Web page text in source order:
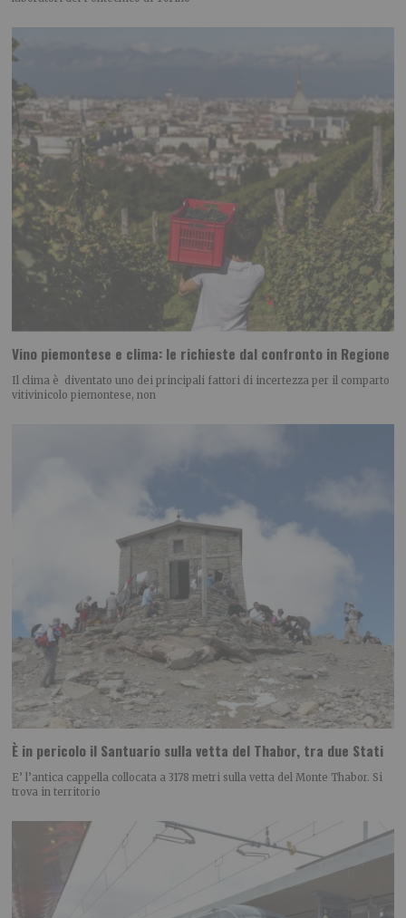
Vino piemontese e clima: le richieste dal confronto in Regione
Il clima è diventato uno dei principali fattori di incertezza per il comparto
vitivinicolo piemontese, non
È in pericolo il Santuario sulla vetta del Thabor, tra due Stati
E’ l’antica cappella collocata a 3178 metri sulla vetta del Monte Thabor. Si
trova in territorio